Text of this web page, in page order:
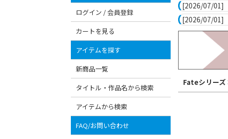
ログイン / 会員登録
カートを見る
アイテムを探す
新商品一覧
タイトル・作品名から検索
アイテムから検索
FAQ/お問い合わせ
[2026/07/01]
[2026/07/01]
Fateシリーズ